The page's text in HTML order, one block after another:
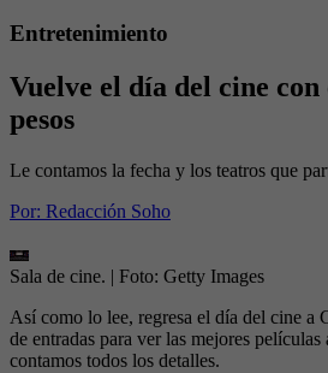
Entretenimiento
Vuelve el día del cine con
pesos
Le contamos la fecha y los teatros que
Por: Redacción Soho
Sala de cine. | Foto: Getty Images
Así como lo lee, regresa el día del cine a
de entradas para ver las mejores
contamos todos los detalles.